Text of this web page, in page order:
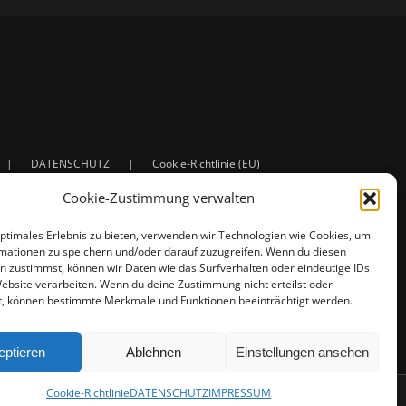
Cookie-Zustimmung verwalten
Erlebnis zu bieten, verwenden wir Technologien wie Cookies, um
zu speichern und/oder darauf zuzugreifen. Wenn du diesen
zustimmst, können wir Daten wie das Surfverhalten oder eindeutige IDs
verarbeiten. Wenn du deine Zustimmung nicht erteilst oder
können bestimmte Merkmale und Funktionen beeinträchtigt werden.
Ablehnen Einstellungen ansehen
Cookie-RichtlinieDATENSCHUTZIMPRESSUM
DATENSCHUTZ Cookie-Richtlinie (EU)
Shading - Rendering
- Illustrationen